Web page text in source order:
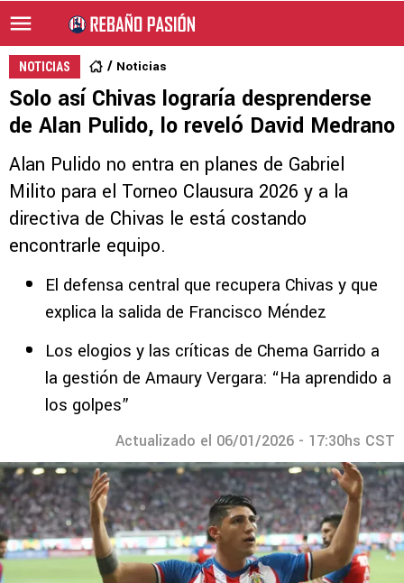
NOTICIAS Noticias
Solo así Chivas lograría desprenderse
de Alan Pulido, lo reveló David Medrano
Alan Pulido no entra en planes de Gabriel
Milito para el Torneo Clausura 2026 y a la
directiva de Chivas le está costando
encontrarle equipo.
El defensa central que recupera Chivas y que
explica la salida de Francisco Méndez
Los elogios y las críticas de Chema Garrido a
la gestión de Amaury Vergara: “Ha aprendido a
los golpes”
Actualizado el 06/01/2026 - 17:30hs CST